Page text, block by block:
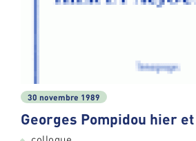
30 novembre 1989
Georges Pompidou hier